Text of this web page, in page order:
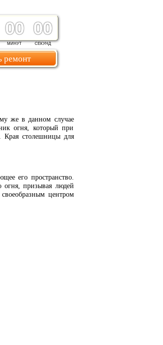
00
МИНУТ
00
СЕКУНД
ремонт
же в данном случае
огня, который при
Края столешницы для
его пространство.
огня, призывая людей
центром